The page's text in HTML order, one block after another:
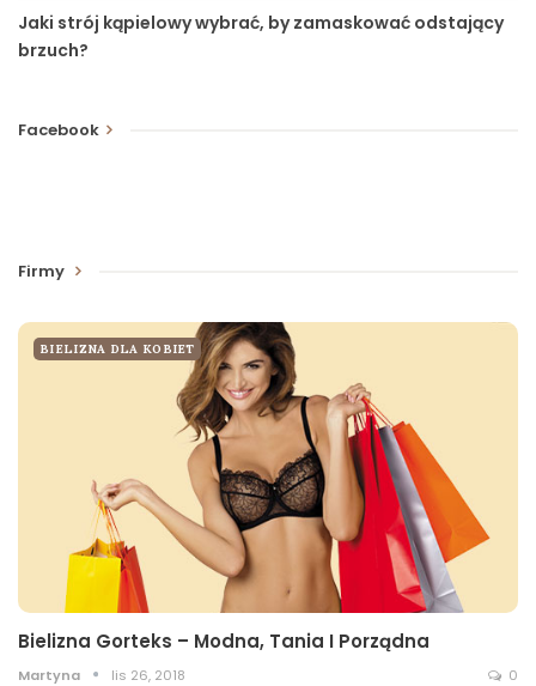
Jaki strój kąpielowy wybrać, by zamaskować odstający
brzuch?
Facebook
Firmy
BIELIZNA DLA KOBIET
Bielizna Gorteks – Modna, Tania I Porządna
Martyna lis 26, 2018 0